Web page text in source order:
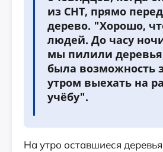
из СНТ, прямо
дерево. "Хорошо,
людей. До часу
мы пилили
была возможность
утром выехать на
учёбу".
На утро оставшиеся